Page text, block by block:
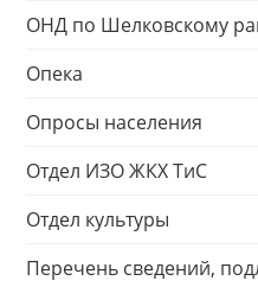
ОНД по Шелковскому
Опека
Опросы населения
Отдел ИЗО ЖКХ ТиС
Отдел культуры
Перечень сведений,